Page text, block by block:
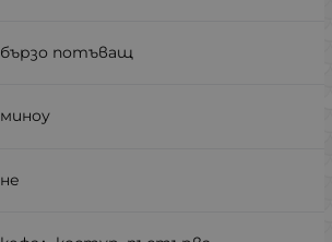
бързо потъващ
миноу
не